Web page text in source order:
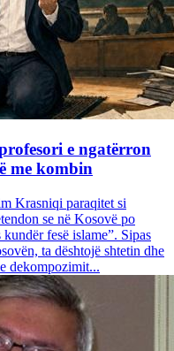
e ngatërron
me kombin
Krasniqi paraqitet si
se në Kosovë po
fesë islame”. Sipas
ta dështojë shtetin dhe
dekompozimit...